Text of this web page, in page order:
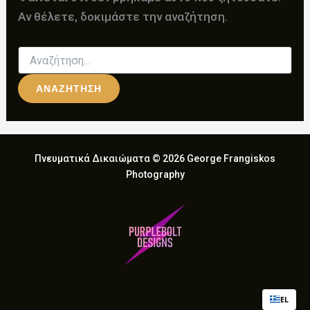
Αν θέλετε, δοκιμάστε την αναζήτηση.
Αναζήτηση
για:
Πνευματικά Δικαιώματα © 2026 George Frangiskos
Photography
EL